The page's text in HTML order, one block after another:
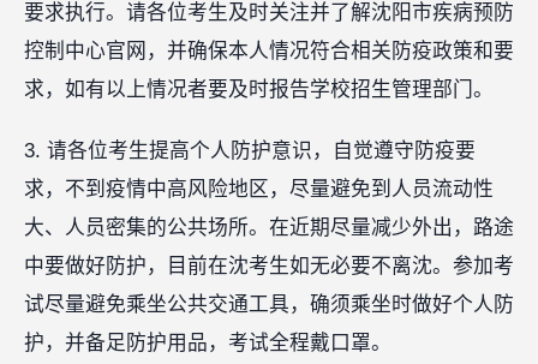
要求执行。请各位考生及时关注并了解沈阳市疾病预防
控制中心官网，并确保本人情况符合相关防疫政策和要
求，如有以上情况者要及时报告学校招生管理部门。
3. 请各位考生提高个人防护意识，自觉遵守防疫要
求，不到疫情中高风险地区，尽量避免到人员流动性
大、人员密集的公共场所。在近期尽量减少外出，路途
中要做好防护，目前在沈考生如无必要不离沈。参加考
试尽量避免乘坐公共交通工具，确须乘坐时做好个人防
护，并备足防护用品，考试全程戴口罩。